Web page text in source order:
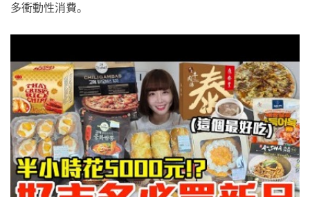
多衝動性消費。